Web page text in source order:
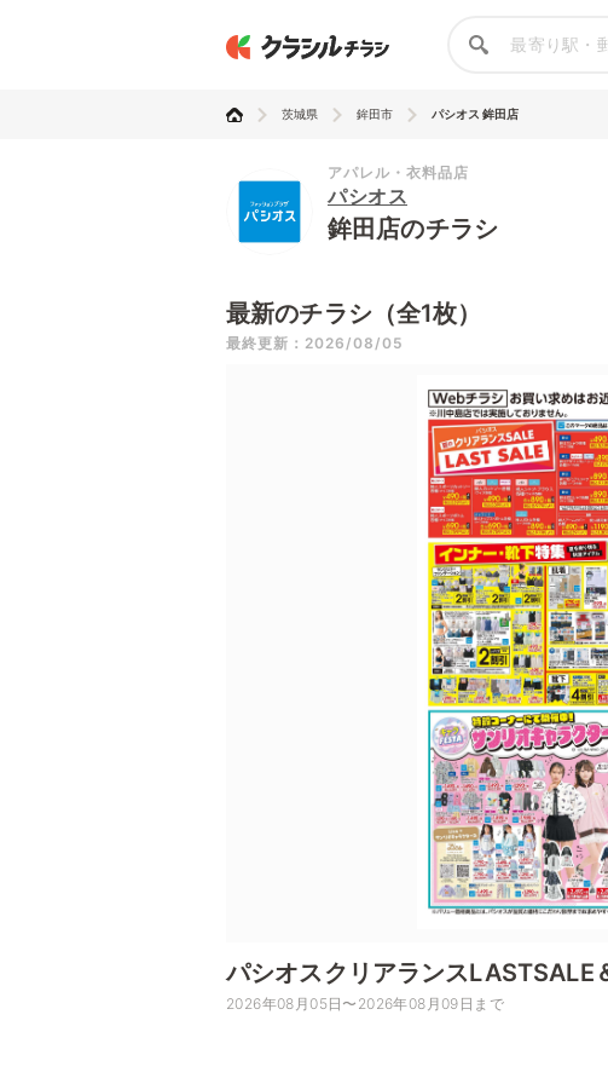
茨城県 鉾田市 パシオス 鉾田店
アパレル・衣料品店
パシオス
鉾田店のチラシ
最新のチラシ（全1枚）
最終更新：2026/08/05
パシオスクリアランスLASTSALE
2026年08月05日〜2026年08月09日まで